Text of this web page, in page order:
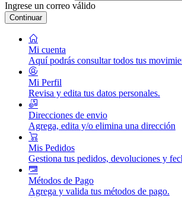
Ingrese un correo válido
Continuar
Mi cuenta
Aquí podrás consultar todos tus
Mi Perfil
Revisa y edita tus datos personales.
Direcciones de envio
Agrega, edita y/o elimina una dirección
Mis Pedidos
Gestiona tus pedidos, devoluciones y
Métodos de Pago
Agrega y valida tus métodos de pago.